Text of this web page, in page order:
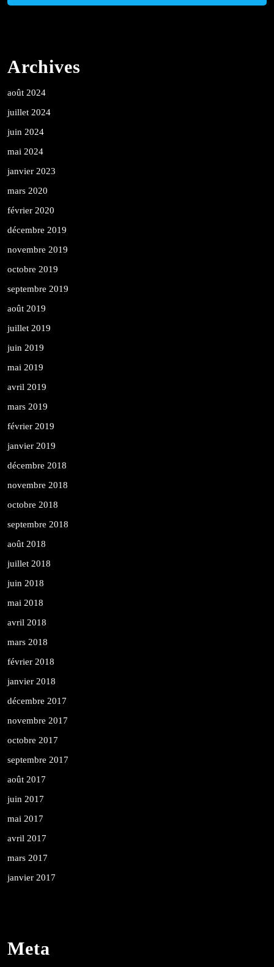
Archives
août 2024
juillet 2024
juin 2024
mai 2024
janvier 2023
mars 2020
février 2020
décembre 2019
novembre 2019
octobre 2019
septembre 2019
août 2019
juillet 2019
juin 2019
mai 2019
avril 2019
mars 2019
février 2019
janvier 2019
décembre 2018
novembre 2018
octobre 2018
septembre 2018
août 2018
juillet 2018
juin 2018
mai 2018
avril 2018
mars 2018
février 2018
janvier 2018
décembre 2017
novembre 2017
octobre 2017
septembre 2017
août 2017
juin 2017
mai 2017
avril 2017
mars 2017
janvier 2017
Meta